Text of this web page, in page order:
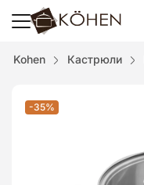
Kohen Кастрюли
-35%